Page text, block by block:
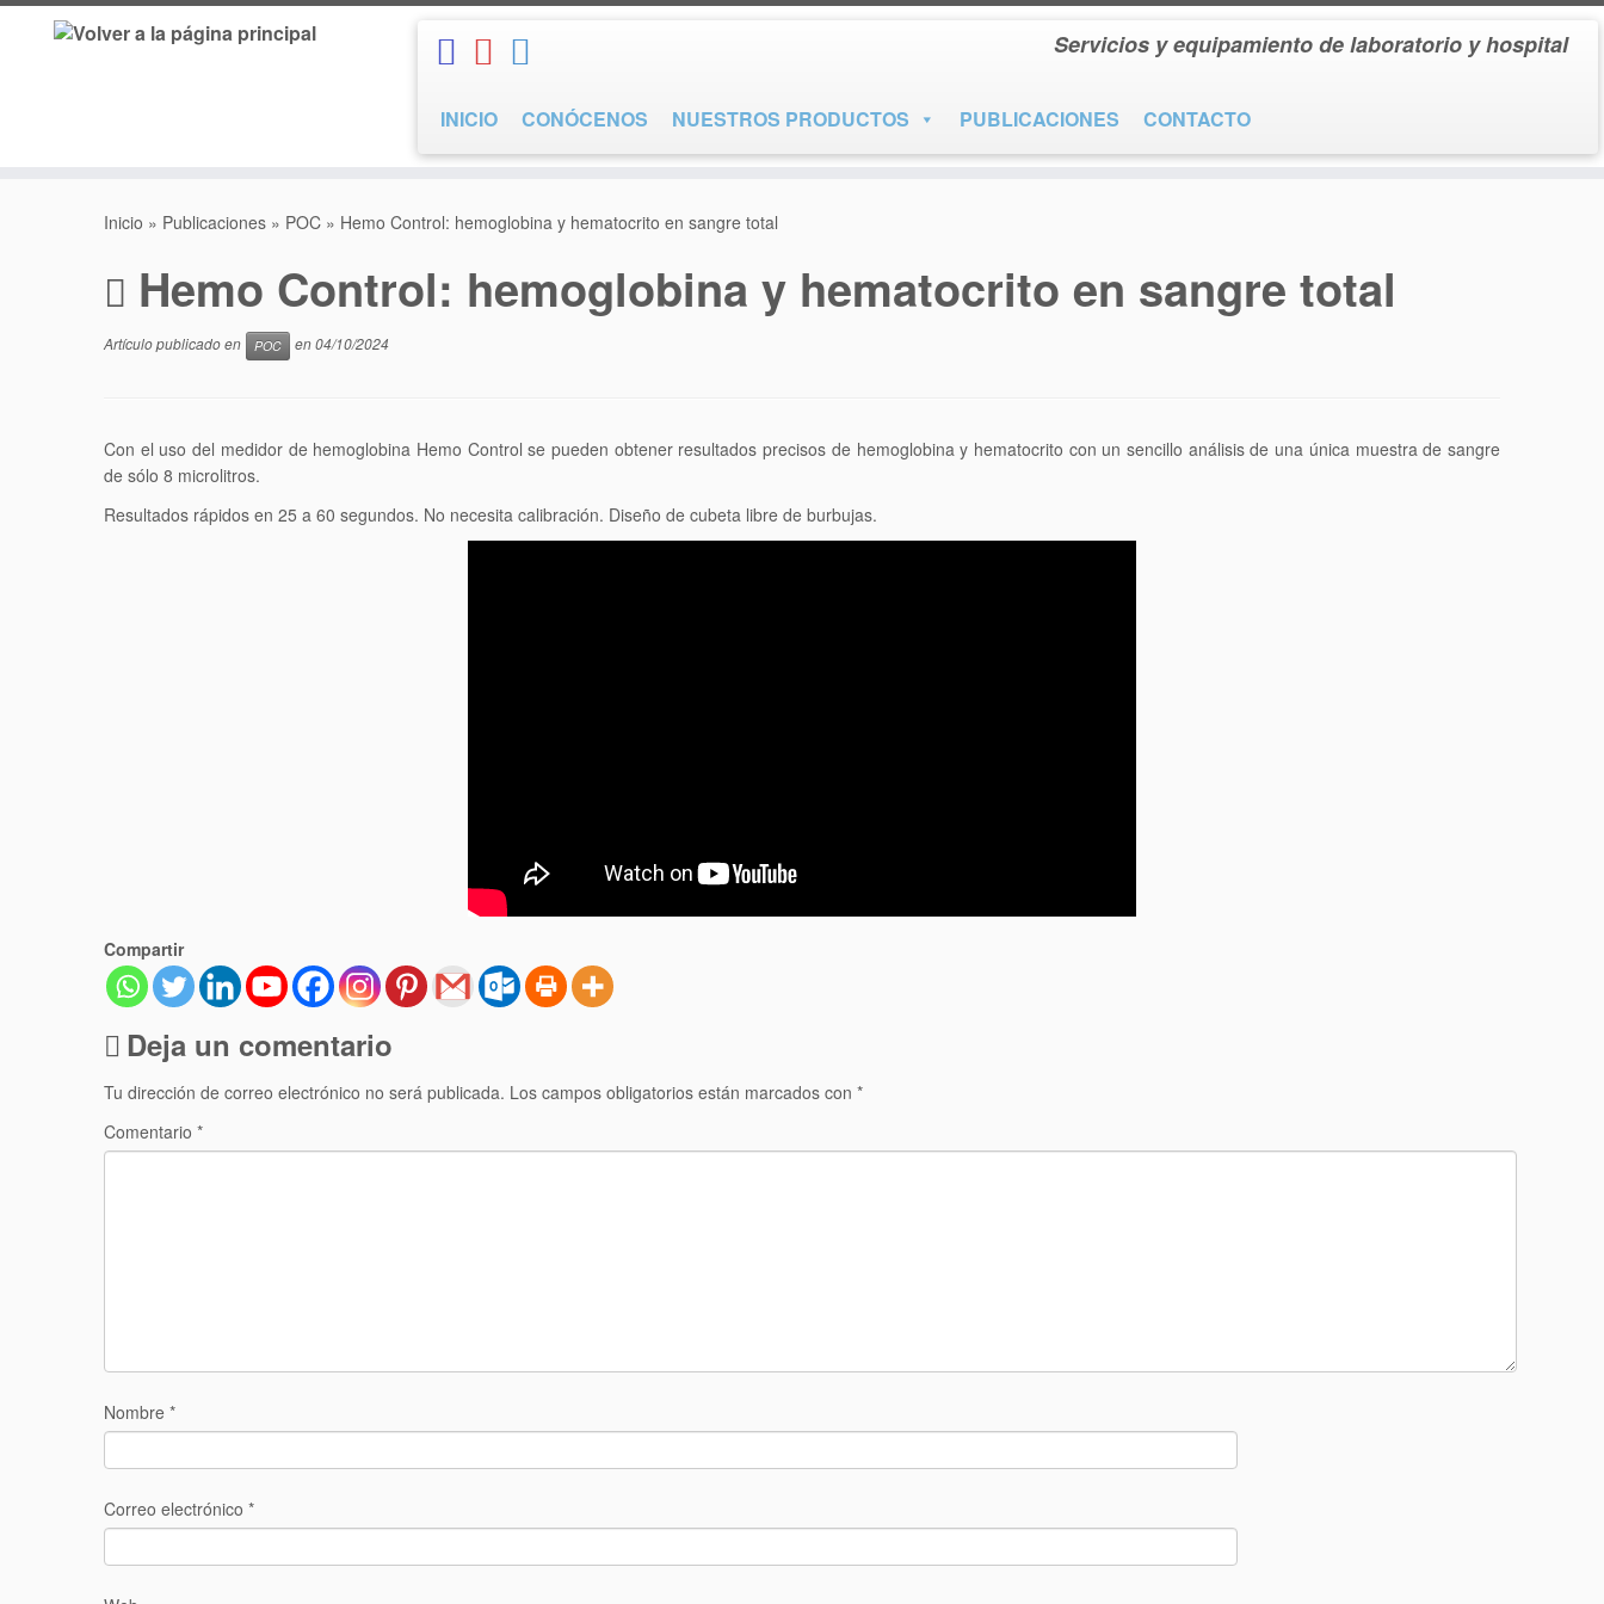
Saltar
Servicios y equipamiento de laboratorio y hospital
INICIO CONÓCENOS NUESTROS PRODUCTOS PUBLICACIONES CONTACTO
Inicio » Publicaciones » POC » Hemo Control: hemoglobina y hematocrito en sangre total
Hemo Control: hemoglobina y hematocrito en sangre total
Artículo publicado en POC en04/10/2024
Con el uso del medidor de hemoglobina Hemo Control se pueden obtener resultados precisos de hemoglobina y hematocrito con un sencillo análisis de una única muestra de sangre
de sólo 8 microlitros.
Resultados rápidos en 25 a 60 segundos. No necesita calibración. Diseño de cubeta libre de burbujas.
Compartir
Deja un comentario
Tu dirección de correo electrónico no será publicada. Los campos obligatorios están marcados con *
Comentario *
Nombre *
Correo electrónico *